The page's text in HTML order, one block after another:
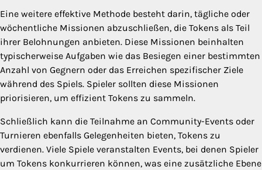
Eine weitere effektive Methode besteht darin, tägliche oder
wöchentliche Missionen abzuschließen, die Tokens als Teil
ihrer Belohnungen anbieten. Diese Missionen beinhalten
typischerweise Aufgaben wie das Besiegen einer bestimmten
Anzahl von Gegnern oder das Erreichen spezifischer Ziele
während des Spiels. Spieler sollten diese Missionen
priorisieren, um effizient Tokens zu sammeln.
Schließlich kann die Teilnahme an Community-Events oder
Turnieren ebenfalls Gelegenheiten bieten, Tokens zu
verdienen. Viele Spiele veranstalten Events, bei denen Spieler
um Tokens konkurrieren können, was eine zusätzliche Ebene